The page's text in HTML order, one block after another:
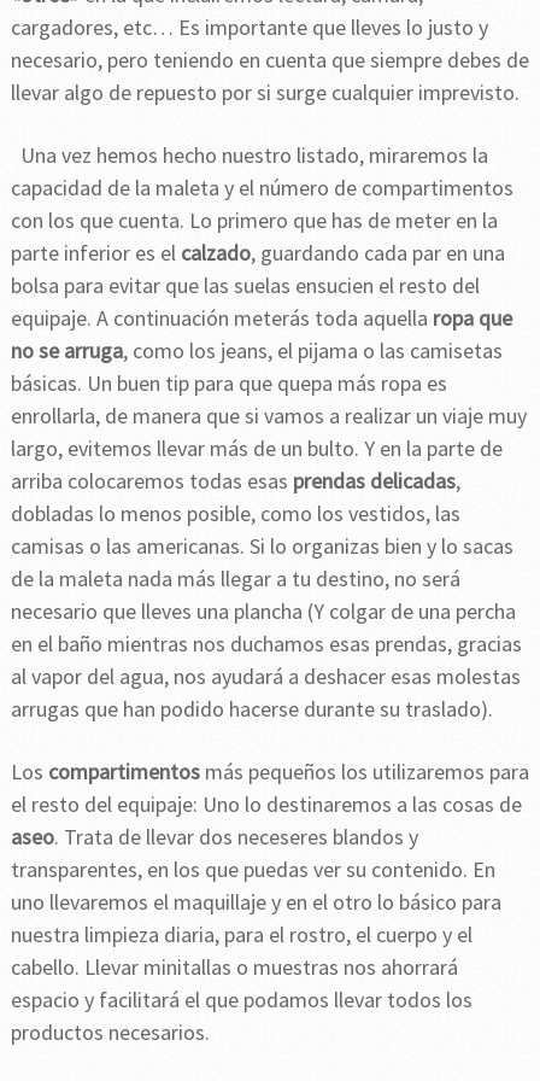
cargadores, etc… Es importante que lleves lo justo y
necesario, pero teniendo en cuenta que siempre debes de
llevar algo de repuesto por si surge cualquier imprevisto.
Una vez hemos hecho nuestro listado, miraremos la
capacidad de la maleta y el número de compartimentos
con los que cuenta. Lo primero que has de meter en la
parte inferior es el calzado, guardando cada par en una
bolsa para evitar que las suelas ensucien el resto del
equipaje. A continuación meterás toda aquella ropa que
no se arruga, como los jeans, el pijama o las camisetas
básicas. Un buen tip para que quepa más ropa es
enrollarla, de manera que si vamos a realizar un viaje muy
largo, evitemos llevar más de un bulto. Y en la parte de
arriba colocaremos todas esas prendas delicadas,
dobladas lo menos posible, como los vestidos, las
camisas o las americanas. Si lo organizas bien y lo sacas
de la maleta nada más llegar a tu destino, no será
necesario que lleves una plancha (Y colgar de una percha
en el baño mientras nos duchamos esas prendas, gracias
al vapor del agua, nos ayudará a deshacer esas molestas
arrugas que han podido hacerse durante su traslado).
Los compartimentosmás pequeños los utilizaremos para
el resto del equipaje: Uno lo destinaremos a las cosas de
aseo. Trata de llevar dos neceseres blandos y
transparentes, en los que puedas ver su contenido. En
uno llevaremos el maquillaje y en el otro lo básico para
nuestra limpieza diaria, para el rostro, el cuerpo y el
cabello. Llevar minitallas o muestras nos ahorrará
espacio y facilitará el que podamos llevar todos los
productos necesarios.